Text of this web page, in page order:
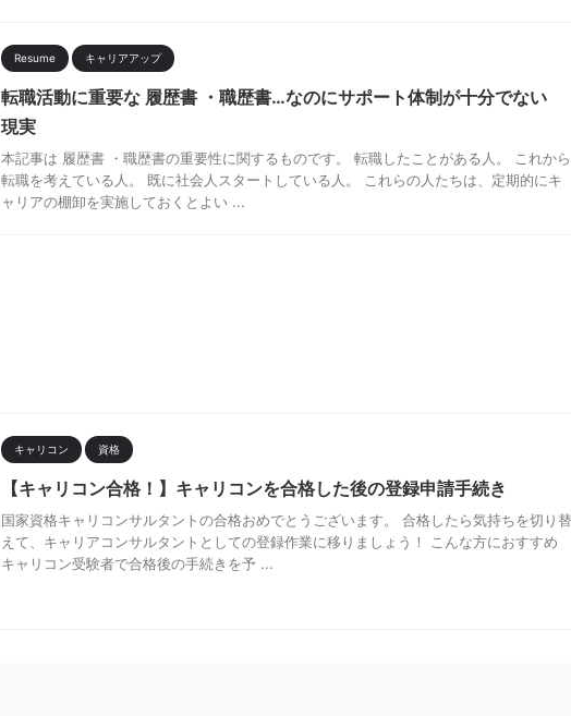
Resume キャリアアップ
転職活動に重要な 履歴書 ・職歴書…なのにサポート体制が十分でない
現実
本記事は 履歴書 ・職歴書の重要性に関するものです。 転職したことがある人。 これから
転職を考えている人。 既に社会人スタートしている人。 これらの人たちは、定期的にキ
ャリアの棚卸を実施しておくとよい ...
キャリコン 資格
【キャリコン合格！】キャリコンを合格した後の登録申請手続き
国家資格キャリコンサルタントの合格おめでとうございます。 合格したら気持ちを切り替
えて、キャリアコンサルタントとしての登録作業に移りましょう！ こんな方におすすめ
キャリコン受験者で合格後の手続きを予 ...